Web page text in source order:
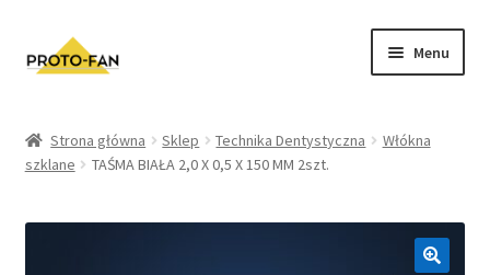
Menu
Kursy Stomatologiczne
O nas
Strona główna Sklep Technika Dentystyczna
Włókna
szklane
TAŚMA BIAŁA 2,0 X 0,5 X 150 MM 2szt.